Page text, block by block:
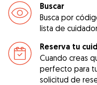
Buscar
Busca por
lista de
Reserva tu
Cuando creas
perfecto para
solicitud de